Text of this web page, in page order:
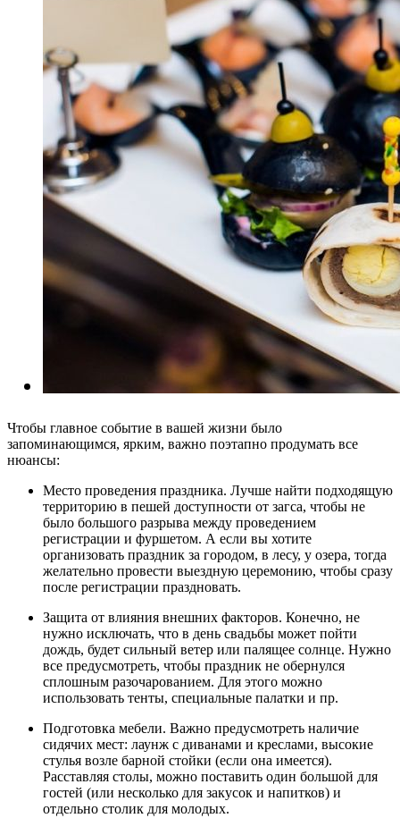
Чтобы главное событие в вашей жизни было
запоминающимся, ярким, важно поэтапно продумать все
нюансы:
Место проведения праздника. Лучше найти подходящую
территорию в пешей доступности от загса, чтобы не
было большого разрыва между проведением
регистрации и фуршетом. А если вы хотите
организовать праздник за городом, в лесу, у озера, тогда
желательно провести выездную церемонию, чтобы сразу
после регистрации праздновать.
Защита от влияния внешних факторов. Конечно, не
нужно исключать, что в день свадьбы может пойти
дождь, будет сильный ветер или палящее солнце. Нужно
все предусмотреть, чтобы праздник не обернулся
сплошным разочарованием. Для этого можно
использовать тенты, специальные палатки и пр.
Подготовка мебели. Важно предусмотреть наличие
сидячих мест: лаунж с диванами и креслами, высокие
стулья возле барной стойки (если она имеется).
Расставляя столы, можно поставить один большой для
гостей (или несколько для закусок и напитков) и
отдельно столик для молодых.